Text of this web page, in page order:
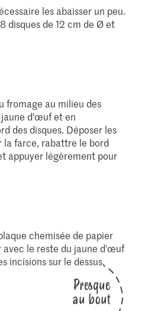
les abaisser un peu.
disques de 12 cm de Ø et
fromage au milieu des
d'œuf et en
des disques. Déposer les
la farce, rabattre le bord
appuyer légèrement pour
chemisée de papier
avec le reste du jaune d'œuf
incisions sur le dessus.
Presque
au bout